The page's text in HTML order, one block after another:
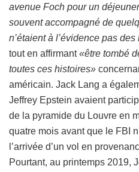
avenue Foch pour un
souvent accompagné de
n’étaient à l’évidence pas
tout en affirmant«être tombé
toutes ces histoires»
américain. Jack Lang a
Jeffrey Epstein avaient
de la pyramide du Louvre en
quatre mois avant que le FBI
l’arrivée d’un vol en
Pourtant, au printemps 2019,